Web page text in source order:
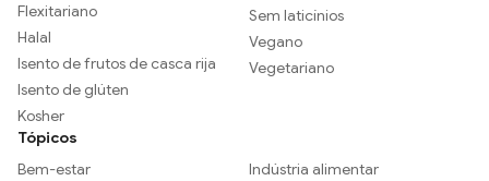
Flexitariano
Halal
Isento de frutos de casca rija
Isento de glúten
Kosher
Sem laticínios
Vegano
Vegetariano
Tópicos
Bem-estar
Indústria alimentar